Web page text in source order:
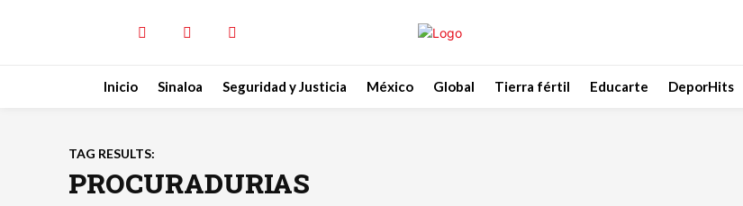
Inicio Sinaloa Seguridad y Justicia México Global Tierra fértil Educarte DeporHits
TAG RESULTS:
PROCURADURIAS